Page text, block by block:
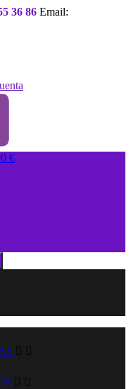
36 86 Email:
€
 
 